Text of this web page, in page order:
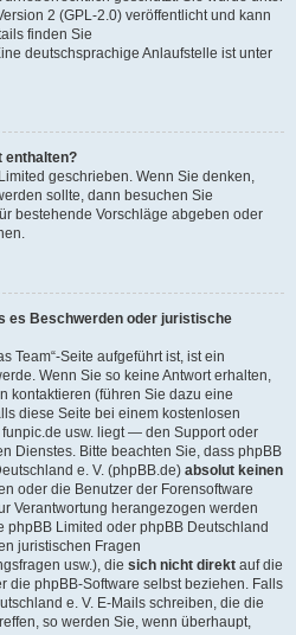
2 (GPL-2.0) veröffentlicht und kann
finden Sie
deutschsprachige Anlaufstelle ist unter
enthalten?
geschrieben. Wenn Sie denken,
sollte, dann besuchen Sie
bestehende Vorschläge abgeben oder
es Beschwerden oder juristische
Team“-Seite aufgeführt ist, ist ein
Wenn Sie so keine Antwort erhalten,
kontaktieren (führen Sie dazu eine
diese Seite bei einem kostenlosen
funpic.de usw. liegt — den Support oder
Dienstes. Bitte beachten Sie, dass phpBB
e. V. (phpBB.de) absolut keinen
oder die Benutzer der Forensoftware
Verantwortung herangezogen werden
phpBB Limited oder phpBB Deutschland
juristischen Fragen
usw.), die sich nicht direkt auf die
die phpBB-Software selbst beziehen. Falls
e. V. E-Mails schreiben, die die
so werden Sie, wenn überhaupt,